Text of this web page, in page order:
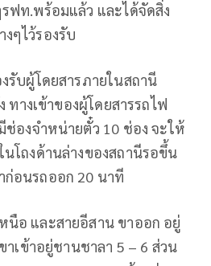
ฟท.พร้อมแล้ว และได้จัดสิ่ง
ๆไว้รองรับ
รับผู้โดยสารภายในสถานี
ทางเข้าของผู้โดยสารรถไฟ
ช่องจำหน่ายตั๋ว 10 ช่อง จะให้
โถงด้านล่างของสถานีรอขึ้น
อนรถออก 20 นาที
นือ และสายอีสาน ขาออก อยู่
เข้าอยู่ชานชาลา 5 – 6 ส่วน